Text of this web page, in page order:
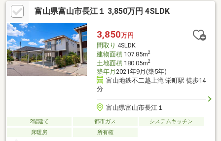
富山県富山市長江１ 3,850万円 4SLDK
3,850万円
間取り 4SLDK
建物面積107.85m2
土地面積180.05m2
築年月 2021年9月(築5年)
富山地鉄不二越上滝 栄町駅 徒歩14
分
富山県富山市長江１
2階建て 都市ガス
システムキッチン
床暖房
所有権